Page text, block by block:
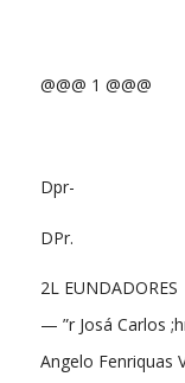
@@@ 1 @@@
Dpr-
DPr.
2L EUNDADORES
— ”r Josá Carlos
Angelo Fenriquas